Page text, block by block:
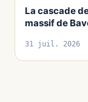
La cascade
massif de
31 juil. 2026